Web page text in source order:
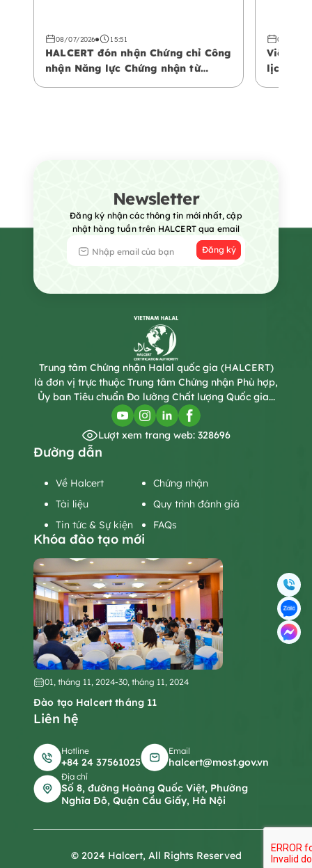
08/07/2026 15:51
HALCERT đón nhận Chứng chỉ Công
nhận Năng lực Chứng nhận từ
08/07/
Việt
lịch
Newsletter
Đăng ký nhận các thông tin mới nhất, cập
nhật hàng tuần trên HALCERT qua email
Đăng ký
Trung tâm Chứng nhận Halal quốc gia (HALCERT)
là đơn vị trực thuộc Trung tâm Chứng nhận Phù hợp,
Ủy ban Tiêu chuẩn Đo lường Chất lượng Quốc gia...
Lượt xem trang web: 328696
Đường dẫn
Về Halcert
Chứng nhận
Tài liệu
Quy trình đánh giá
Tin tức & Sự kiện
FAQs
Khóa đào tạo mới
01, tháng 11, 2024-30, tháng 11, 2024
Đào tạo Halcert tháng 11
Liên hệ
Hotline
+84 24 37561025
Email
halcert@most.gov.vn
Địa chỉ
Số 8, đường Hoàng Quốc Việt, Phường
Nghĩa Đô, Quận Cầu Giấy, Hà Nội
© 2024 Halcert, All Rights Reserved